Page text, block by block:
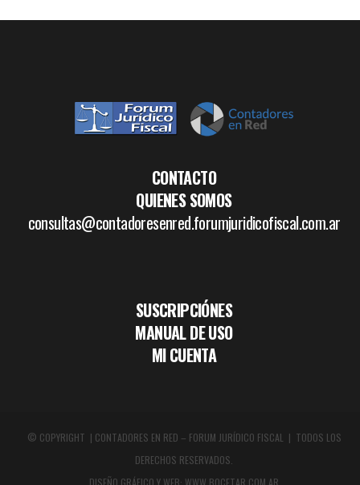
CONTACTO
QUIENES SOMOS
consultas@contadoresenred.forumjuridicofiscal.com.ar
SUSCRIPCIÓNES
MANUAL DE USO
MI CUENTA
© COPYRIGHT | CONTADORES EN RED – FORUM JURÍDICO FISCAL | TODOS LOS
DERECHOS RESERVADOS.
DISEÑO GRÁFICO Y WEB: WWW.BOCETAR.COM.AR